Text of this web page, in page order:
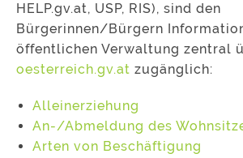
HELP.gv.at, USP, RIS), sind den
Bürgerinnen/Bürgern
öffentlichen Verwaltung zentral
oesterreich.gv.at zugänglich:
Alleinerziehung
An-/Abmeldung des
Arten von Beschäftigung